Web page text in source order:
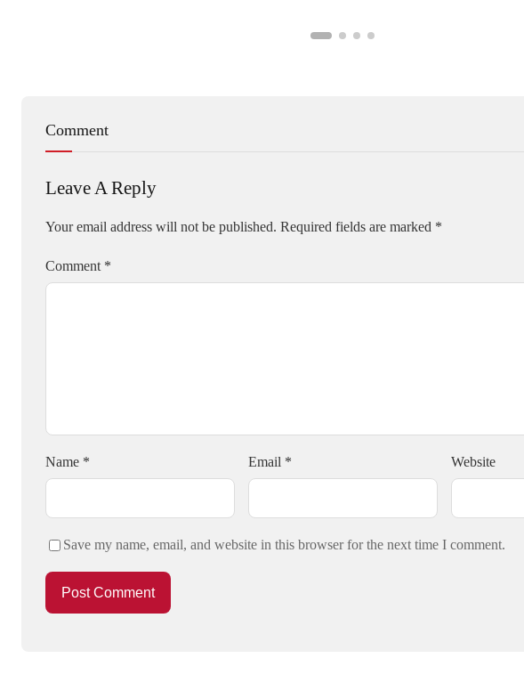
Comment
Leave A Reply
Your email address will not be published. Required fields are marked *
Comment *
Name * Email * Website
Save my name, email, and website in this browser for the next time I comment.